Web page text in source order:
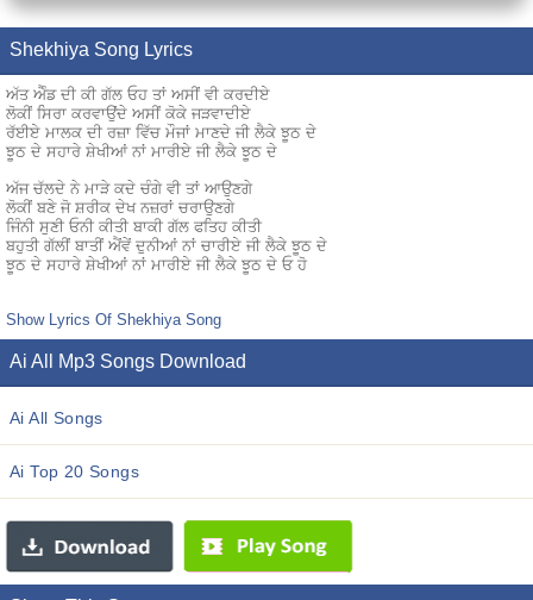
Shekhiya Song Lyrics
ਅੱਤ ਐੰਡ ਦੀ ਕੀ ਗੱਲ ਓਹ ਤਾਂ ਅਸੀਂ ਵੀ ਕਰਦੀਏ
ਲੋਕੀਂ ਸਿਰਾ ਕਰਵਾਉਂਦੇ ਅਸੀਂ ਕੋਕੇ ਜੜਵਾਦੀਏ
ਰੱਈਏ ਮਾਲਕ ਦੀ ਰਜ਼ਾ ਵਿੱਚ ਮੌਜਾਂ ਮਾਣਦੇ ਜੀ ਲੈਕੇ ਝੂਠ ਦੇ
ਝੂਠ ਦੇ ਸਹਾਰੇ ਸ਼ੇਖੀਆਂ ਨਾਂ ਮਾਰੀਏ ਜੀ ਲੈਕੇ ਝੂਠ ਦੇ
ਅੱਜ ਚੱਲਦੇ ਨੇ ਮਾੜੇ ਕਦੇ ਚੰਗੇ ਵੀ ਤਾਂ ਆਉਣਗੇ
ਲੋਕੀਂ ਬਣੇ ਜੋ ਸ਼ਰੀਕ ਦੇਖ ਨਜ਼ਰਾਂ ਚਰਾਉਣਗੇ
ਜਿੰਨੀ ਸੁਣੀ ਓਨੀ ਕੀਤੀ ਬਾਕੀ ਗੱਲ ਫਤਿਹ ਕੀਤੀ
ਬਹੁਤੀ ਗੱਲੀਂ ਬਾਤੀਂ ਐਂਵੇਂ ਦੁਨੀਆਂ ਨਾਂ ਚਾਰੀਏ ਜੀ ਲੈਕੇ ਝੂਠ ਦੇ
ਝੂਠ ਦੇ ਸਹਾਰੇ ਸ਼ੇਖੀਆਂ ਨਾਂ ਮਾਰੀਏ ਜੀ ਲੈਕੇ ਝੂਠ ਦੇ ਓ ਹੋ
Show Lyrics Of Shekhiya Song
Ai All Mp3 Songs Download
Ai All Songs
Ai Top 20 Songs